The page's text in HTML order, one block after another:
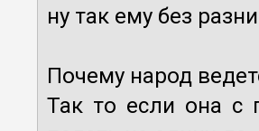
ну так ему без
Почему народ
Так то если она с